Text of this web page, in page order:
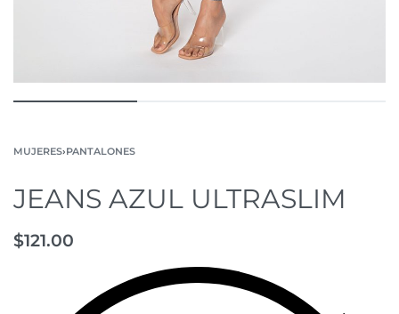
MUJERES›PANTALONES
JEANS AZUL ULTRASLIM
$121.00